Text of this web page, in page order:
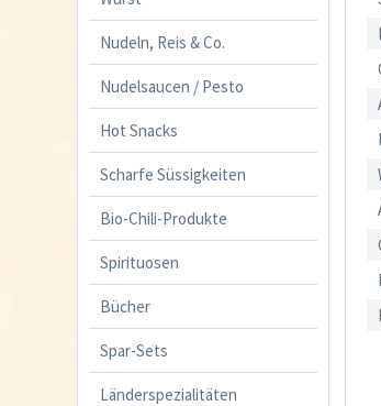
Nudeln, Reis & Co.
Nudelsaucen / Pesto
Hot Snacks
Scharfe Süssigkeiten
Bio-Chili-Produkte
Spirituosen
Bücher
Spar-Sets
Länderspezialitäten